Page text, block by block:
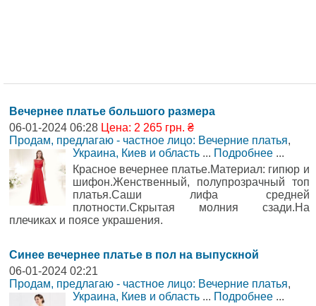
Вечернее платье большого размера
06-01-2024 06:28 Цена: 2 265 грн. ₴
Продам, предлагаю - частное лицо: Вечерние платья,
Украина, Киев и область ... Подробнее ...
Красное вечернее платье.Материал: гипюр и
шифон.Женственный, полупрозрачный топ
платья.Саши лифа средней
плотности.Скрытая молния сзади.На
плечиках и поясе украшения.
Синее вечернее платье в пол на выпускной
06-01-2024 02:21
Продам, предлагаю - частное лицо: Вечерние платья,
Украина, Киев и область ... Подробнее ...